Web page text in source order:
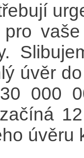
úvěr
000
úvěru